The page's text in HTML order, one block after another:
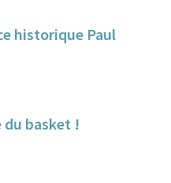
historique Paul
du basket !